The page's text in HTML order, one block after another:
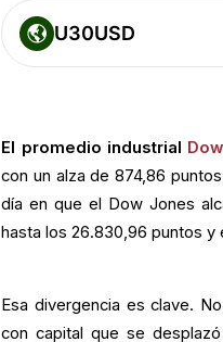
U30USD
El promedio industrial
con un alza de 874,86
día en que el Dow Jones
hasta los 26.830,96 puntos y
Esa divergencia es clave.
con capital que se